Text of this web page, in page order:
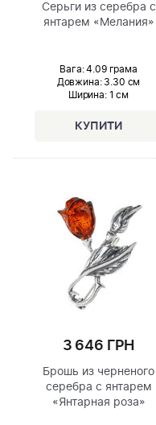
Серьги из серебра с
янтарем «Мелания»
Вага: 4.09 грама
Довжина:3.30 см
Ширина: 1 см
3 646 ГРН
Брошь из черненого
серебра с янтарем
«Янтарная роза»